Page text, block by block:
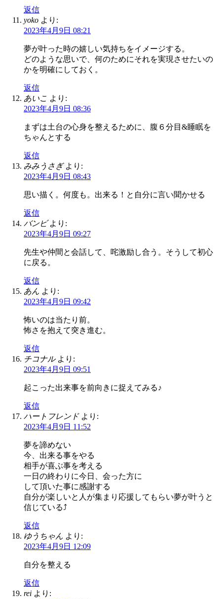
返信
yoko より:
2023年4月9日 08:21
夢が叶った時の嬉しい気持ちをイメージする。
どのような思いで、何のためにそれを実現させたいの
かを明確にしておく。
返信
あいこ より:
2023年4月9日 08:36
まずは土台の心身を整えるために、腹６分目&睡眠を
ちゃんとする
返信
みみうさぎ より:
2023年4月9日 08:43
思い描く。何度も。出来る！と自分に言い聞かせる
返信
バンビ より:
2023年4月9日 09:27
先生や仲間と会話して、咤激励し合う。そうして初心
に戻る。
返信
あん より:
2023年4月9日 09:42
怖いのは当たり前。
怖さを抱えて突き進む。
返信
チコナル より:
2023年4月9日 09:51
起こった出来事を前向きに捉えてみる♪
返信
ハートフレンド より:
2023年4月9日 11:52
夢を諦めない
今、出来る事をやる
相手が喜ぶ事を考える
一日の終わりに今日、会った方に
して頂いた事に感謝する
自分が楽しいと人が集まり応援してもらい夢が叶うと
信じている⤴️
返信
ゆうちゃん より:
2023年4月9日 12:09
自分を整える
返信
rei より: